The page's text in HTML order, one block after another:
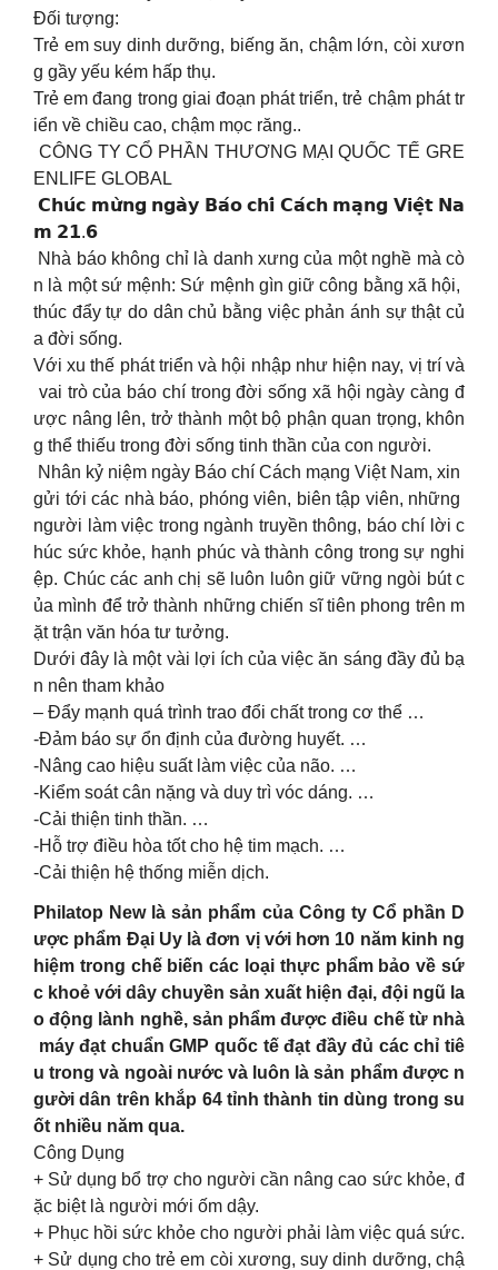
Đối tượng:
Trẻ em suy dinh dưỡng, biếng ăn, chậm lớn, còi xươn
g gầy yếu kém hấp thụ.
Trẻ em đang trong giai đoạn phát triển, trẻ chậm phát tr
iển về chiều cao, chậm mọc răng..
CÔNG TY CỔ PHẦN THƯƠNG MẠI QUỐC TẾ GRE
ENLIFE GLOBAL
𝗖𝗵𝘂́𝗰 𝗺𝘂̛̀𝗻𝗴 𝗻𝗴𝗮̀𝘆 𝗕𝗮́𝗼 𝗰𝗵𝗶́ 𝗖𝗮́𝗰𝗵 𝗺𝗮̣𝗻𝗴 𝗩𝗶𝗲̣̂𝘁 𝗡𝗮
𝗺 𝟮𝟭.𝟲
Nhà báo không chỉ là danh xưng của một nghề mà cò
n là một sứ mệnh: Sứ mệnh gìn giữ công bằng xã hội,
thúc đẩy tự do dân chủ bằng việc phản ánh sự thật củ
a đời sống.
Với xu thế phát triển và hội nhập như hiện nay, vị trí và
vai trò của báo chí trong đời sống xã hội ngày càng đ
ược nâng lên, trở thành một bộ phận quan trọng, khôn
g thể thiếu trong đời sống tinh thần của con người.
Nhân kỷ niệm ngày Báo chí Cách mạng Việt Nam, xin
gửi tới các nhà báo, phóng viên, biên tập viên, những
người làm việc trong ngành truyền thông, báo chí lời c
húc sức khỏe, hạnh phúc và thành công trong sự nghi
ệp. Chúc các anh chị sẽ luôn luôn giữ vững ngòi bút c
ủa mình để trở thành những chiến sĩ tiên phong trên m
ặt trận văn hóa tư tưởng.
Dưới đây là một vài lợi ích của việc ăn sáng đầy đủ bạ
n nên tham khảo
– Đẩy mạnh quá trình trao đổi chất trong cơ thể …
-Đảm báo sự ổn định của đường huyết. …
-Nâng cao hiệu suất làm việc của não. …
-Kiểm soát cân nặng và duy trì vóc dáng. …
-Cải thiện tinh thần. …
-Hỗ trợ điều hòa tốt cho hệ tim mạch. …
-Cải thiện hệ thống miễn dịch.
Philatop New là sản phẩm của Công ty Cổ phần D
ược phẩm Đại Uy là đơn vị với hơn 10 năm kinh ng
hiệm trong chế biến các loại thực phẩm bảo về sứ
c khoẻ với dây chuyền sản xuất hiện đại, đội ngũ la
o động lành nghề, sản phẩm được điều chế từ nhà
máy đạt chuẩn GMP quốc tế đạt đầy đủ các chỉ tiê
u trong và ngoài nước và luôn là sản phẩm được n
gười dân trên khắp 64 tỉnh thành tin dùng trong su
ốt nhiều năm qua.
Công Dụng
+ Sử dụng bổ trợ cho người cần nâng cao sức khỏe, đ
ặc biệt là người mới ốm dậy.
+ Phục hồi sức khỏe cho người phải làm việc quá sức.
+ Sử dụng cho trẻ em còi xương, suy dinh dưỡng, chậ